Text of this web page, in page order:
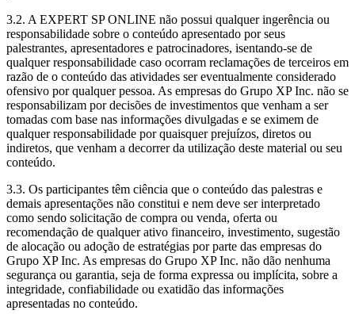
3.2. A EXPERT SP ONLINE não possui qualquer ingerência ou
responsabilidade sobre o conteúdo apresentado por seus
palestrantes, apresentadores e patrocinadores, isentando-se de
qualquer responsabilidade caso ocorram reclamações de terceiros em
razão de o conteúdo das atividades ser eventualmente considerado
ofensivo por qualquer pessoa. As empresas do Grupo XP Inc. não se
responsabilizam por decisões de investimentos que venham a ser
tomadas com base nas informações divulgadas e se eximem de
qualquer responsabilidade por quaisquer prejuízos, diretos ou
indiretos, que venham a decorrer da utilização deste material ou seu
conteúdo.
3.3. Os participantes têm ciência que o conteúdo das palestras e
demais apresentações não constitui e nem deve ser interpretado
como sendo solicitação de compra ou venda, oferta ou
recomendação de qualquer ativo financeiro, investimento, sugestão
de alocação ou adoção de estratégias por parte das empresas do
Grupo XP Inc. As empresas do Grupo XP Inc. não dão nenhuma
segurança ou garantia, seja de forma expressa ou implícita, sobre a
integridade, confiabilidade ou exatidão das informações
apresentadas no conteúdo.